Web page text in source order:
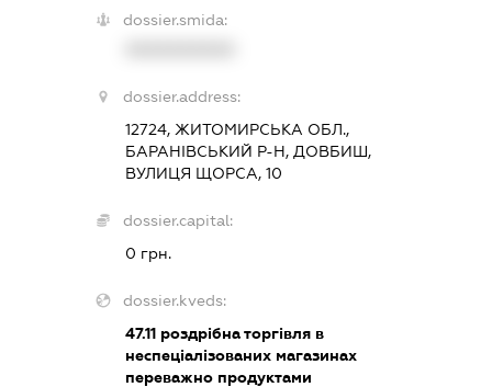
dossier.smida:
dossier.address:
12724, ЖИТОМИРСЬКА ОБЛ.,
БАРАНІВСЬКИЙ Р-Н, ДОВБИШ,
ВУЛИЦЯ ЩОРСА, 10
dossier.capital:
0 грн.
dossier.kveds:
47.11 роздрібна торгівля в
неспеціалізованих магазинах
переважно продуктами